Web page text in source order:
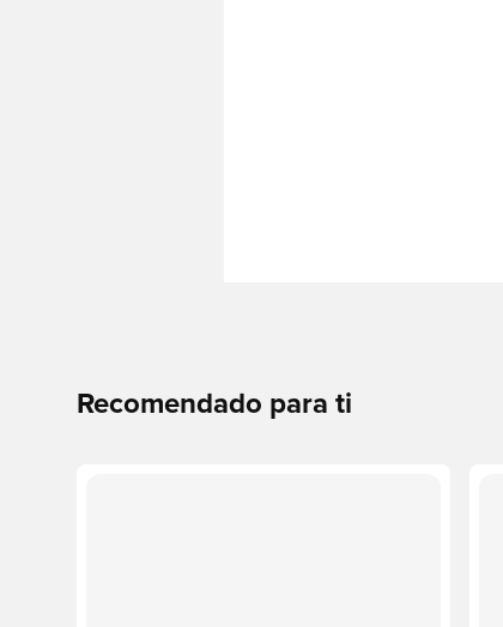
Recomendado para ti